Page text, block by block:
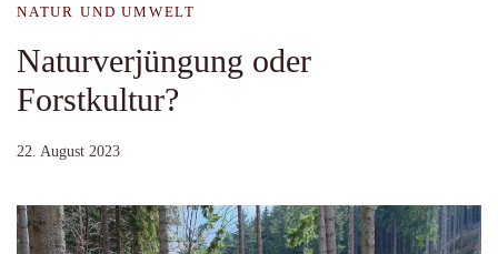
NATUR UND UMWELT
Naturverjüngung oder
Forstkultur?
22. August 2023